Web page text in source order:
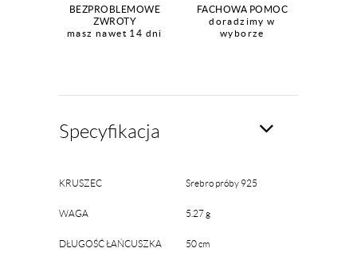
BEZPROBLEMOWE
ZWROTY
masz nawet 14 dni
FACHOWA POMOC
doradzimy w
wyborze
Specyfikacja
KRUSZEC Srebro próby 925
WAGA 5.27 g
DŁUGOŚĆ ŁAŃCUSZKA 50 cm